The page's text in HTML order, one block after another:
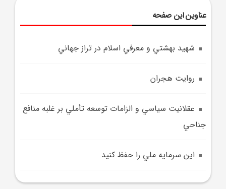
عناوین این صفحه
شهيد بهشتي و معرفي اسلام در تراز جهاني
روايت هجران
عقلانيت سياسي و الزامات توسعه تأملي بر غلبه منافع
جناحي
اين سرمايه ملي را حفظ کنيد